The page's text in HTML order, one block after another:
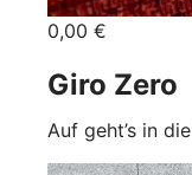
0,00 €
Giro Zero
Auf geht’s in